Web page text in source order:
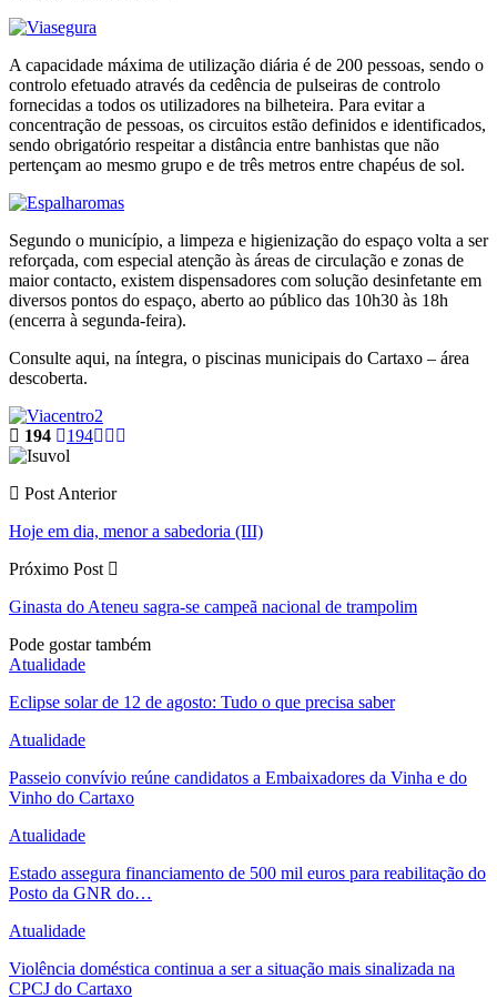
A capacidade máxima de utilização diária é de 200 pessoas, sendo o
controlo efetuado através da cedência de pulseiras de controlo
fornecidas a todos os utilizadores na bilheteira. Para evitar a
concentração de pessoas, os circuitos estão definidos e identificados,
sendo obrigatório respeitar a distância entre banhistas que não
pertençam ao mesmo grupo e de três metros entre chapéus de sol.
Segundo o município, a limpeza e higienização do espaço volta a ser
reforçada, com especial atenção às áreas de circulação e zonas de
maior contacto, existem dispensadores com solução desinfetante em
diversos pontos do espaço, aberto ao público das 10h30 às 18h
(encerra à segunda-feira).
Consulte aqui, na íntegra, o piscinas municipais do Cartaxo – área
descoberta.
194 194
Post Anterior
Hoje em dia, menor a sabedoria (III)
Próximo Post
Ginasta do Ateneu sagra-se campeã nacional de trampolim
Pode gostar também
Atualidade
Eclipse solar de 12 de agosto: Tudo o que precisa saber
Atualidade
Passeio convívio reúne candidatos a Embaixadores da Vinha e do
Vinho do Cartaxo
Atualidade
Estado assegura financiamento de 500 mil euros para reabilitação do
Posto da GNR do…
Atualidade
Violência doméstica continua a ser a situação mais sinalizada na
CPCJ do Cartaxo